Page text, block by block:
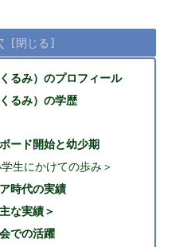
るみ）のプロフィール
るみ）の学歴
ード開始と幼少期
生にかけての歩み＞
時代の実績
な実績＞
での活躍